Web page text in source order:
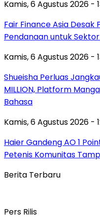
Kamis, 6 Agustus 2026 -
Fair Finance Asia
Pendanaan untuk Sektor
Kamis, 6 Agustus 2026 -
Shueisha Perluas
MILLION, Platform
Bahasa
Kamis, 6 Agustus 2026 -
Haier Gandeng AO 1
Petenis Komunitas
Berita Terbaru
Pers Rilis